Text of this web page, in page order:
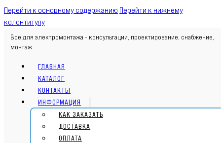
Перейти к основному содержанию Перейти к нижнему
колонтитулу
Всё для электромонтажа - консультации, проектирование, снабжение,
монтаж.
ГЛАВНАЯ
КАТАЛОГ
КОНТАКТЫ
ИНФОРМАЦИЯ
КАК ЗАКАЗАТЬ
ДОСТАВКА
ОПЛАТА